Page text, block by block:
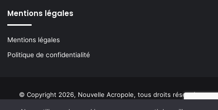
Mentions légales
Mentions légales
Politique de confidentialité
© Copyright 2026, Nouvelle Acropole, tous droits réservés